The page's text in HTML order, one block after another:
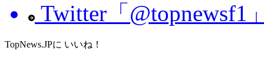
Twitter「@topnewsf1
TopNews.JPに いいね！